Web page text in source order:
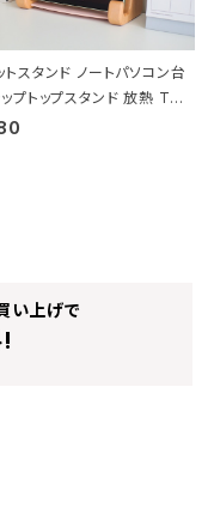
トスタンド ノートパソコン台
プトップスタンド 放熱 TOS
い上げで